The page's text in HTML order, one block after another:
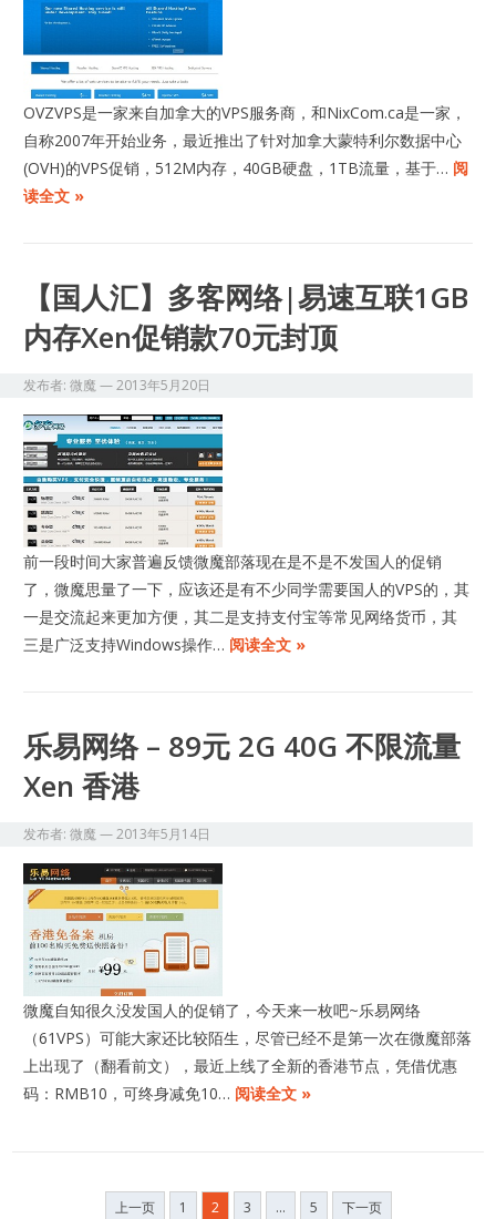
OVZVPS是一家来自加拿大的VPS服务商，和NixCom.ca是一家，
自称2007年开始业务，最近推出了针对加拿大蒙特利尔数据中心
(OVH)的VPS促销，512M内存，40GB硬盘，1TB流量，基于… 阅
读全文 »
【国人汇】多客网络|易速互联1GB
内存Xen促销款70元封顶
发布者:微魔 —2013年5月20日
前一段时间大家普遍反馈微魔部落现在是不是不发国人的促销
了，微魔思量了一下，应该还是有不少同学需要国人的VPS的，其
一是交流起来更加方便，其二是支持支付宝等常见网络货币，其
三是广泛支持Windows操作… 阅读全文 »
乐易网络 – 89元 2G 40G 不限流量
Xen 香港
发布者:微魔 —2013年5月14日
微魔自知很久没发国人的促销了，今天来一枚吧~乐易网络
（61VPS）可能大家还比较陌生，尽管已经不是第一次在微魔部落
上出现了（翻看前文），最近上线了全新的香港节点，凭借优惠
码：RMB10，可终身减免10… 阅读全文 »
上一页 1 2 3 … 5 下一页